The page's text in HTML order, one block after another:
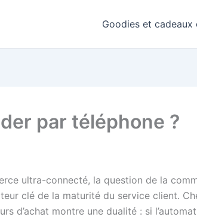
Goodies et cadeaux
par téléphone ?
ultra-connecté, la question de la
clé de la maturité du service client.
d’achat montre une dualité : si